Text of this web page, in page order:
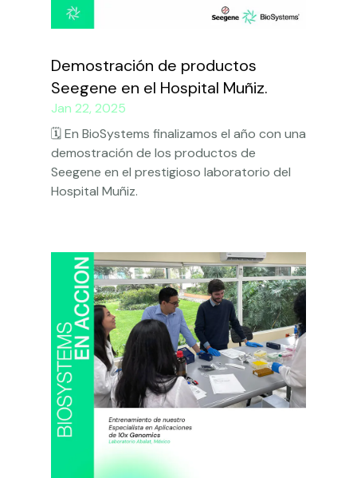
Demostración de productos
Seegene en el Hospital Muñiz.
Jan 22, 2025
🗓️ En BioSystems finalizamos el año con una
demostración de los productos de
Seegene en el prestigioso laboratorio del
Hospital Muñiz.